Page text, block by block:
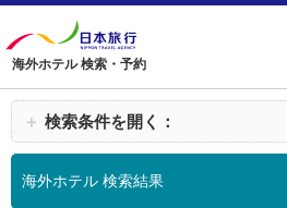
海外ホテル 検索・予約
＋ 検索条件を開く：
海外ホテル 検索結果